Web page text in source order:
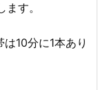
す。
10分に1本あり